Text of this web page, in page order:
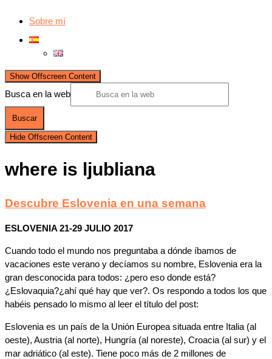
Sobre mí
Show Offscreen Content
Busca en la web
Hide Offscreen Content
where is ljubliana
Descubre Eslovenia en una semana
ESLOVENIA 21-29 JULIO 2017
Cuando todo el mundo nos preguntaba a dónde íbamos de
vacaciones este verano y decíamos su nombre, Eslovenia era la
gran desconocida para todos: ¿pero eso donde está?
¿Eslovaquia?¿ahí qué hay que ver?. Os respondo a todos los que
habéis pensado lo mismo al leer el título del post:
Eslovenia es un país de la Unión Europea situada entre Italia (al
oeste), Austria (al norte), Hungría (al noreste), Croacia (al sur) y el
mar adriático (al este). Tiene poco más de 2 millones de